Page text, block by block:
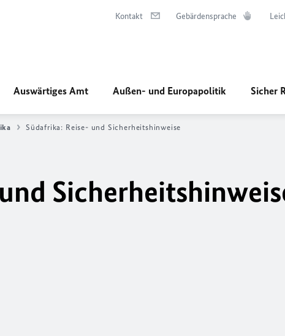
Kontakt Gebärdensprache
Auswärtiges Amt Außen- und Europapolitik Sicher
Südafrika: Reise- und Sicherheitshinweise